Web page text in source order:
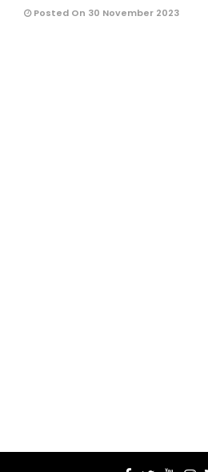
Posted On 30 November 2023